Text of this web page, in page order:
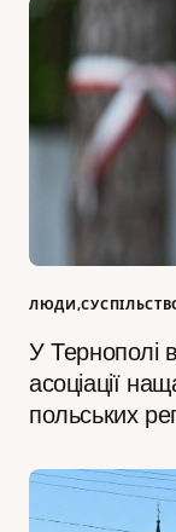
ЛЮДИ
У Тернополі
асоціації
польських